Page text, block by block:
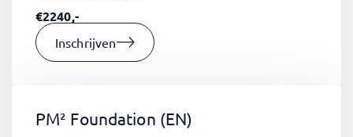
€2240,-
Inschrijven
PM² Foundation (EN)